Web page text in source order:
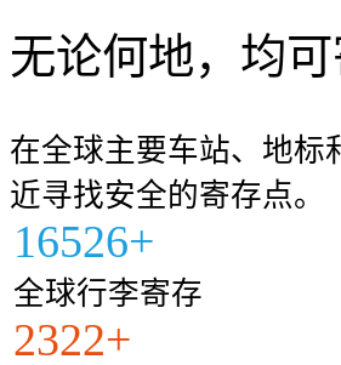
无论何地，均
在全球主要车站、地标
近寻找安全的寄存点。
16526+
全球行李寄存
2322+